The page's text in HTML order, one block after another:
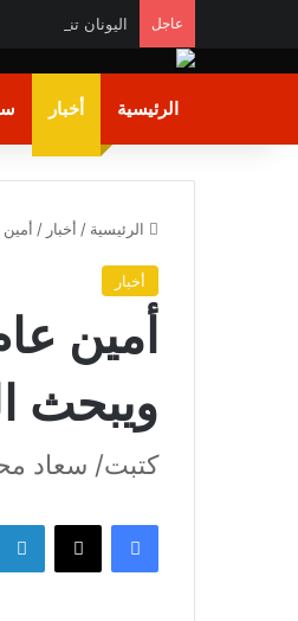
عاجل اليونان تنقذ
الرئيسية أخبار
الرئيسية / أخبار /
أخبار
أمين
ويبحث
كتبت/ سعاد
فيسبوك X